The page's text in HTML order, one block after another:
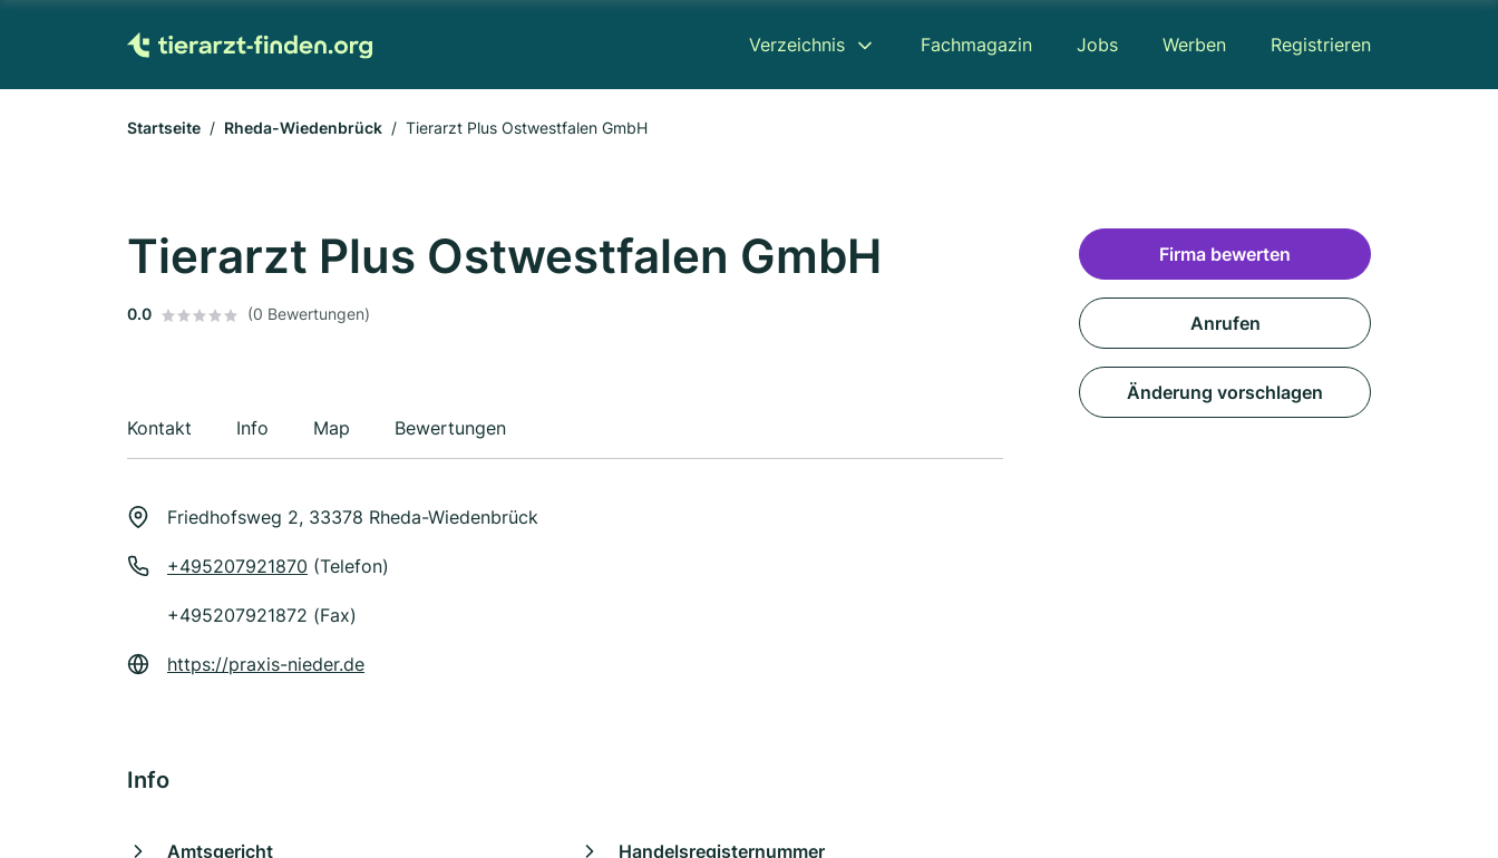
Verzeichnis Fachmagazin Jobs Werben Registrieren
Startseite Rheda-Wiedenbrück Tierarzt Plus Ostwestfalen GmbH
Tierarzt Plus Ostwestfalen GmbH
0.0 (0 Bewertungen)
Kontakt Info Map Bewertungen
Friedhofsweg 2, 33378 Rheda-Wiedenbrück
+495207921870 (Telefon)
+495207921872 (Fax)
https://praxis-nieder.de
Info
Amtsgericht
Handelsregisternummer
Firma bewerten
Anrufen
Änderung vorschlagen